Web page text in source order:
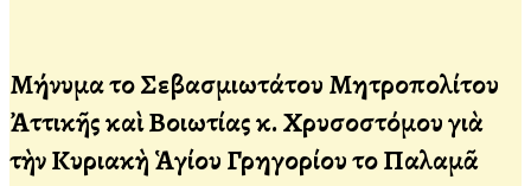
Μήνυμα τοῦ Σεβασμιωτάτου Μητροπολίτου
Ἀττικῆς καὶ Βοιωτίας κ. Χρυσοστόμου γιὰ
τὴν Κυριακὴ Ἁγίου Γρηγορίου τοῦ Παλαμᾶ